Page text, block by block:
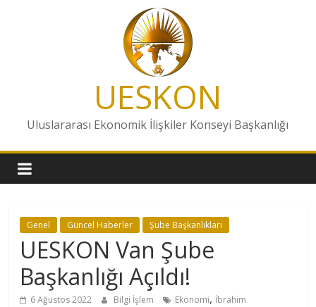
UESKON
Uluslararası Ekonomik İlişkiler Konseyi Başkanlığı
Genel Güncel Haberler Şube Başkanlıkları
UESKON Van Şube
Başkanlığı Açıldı!
6 Ağustos 2022 Bilgi İşlem Ekonomi, İbrahim